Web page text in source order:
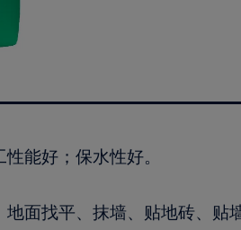
能好；保水性好。
面找平、抹墙、贴地砖、贴墙